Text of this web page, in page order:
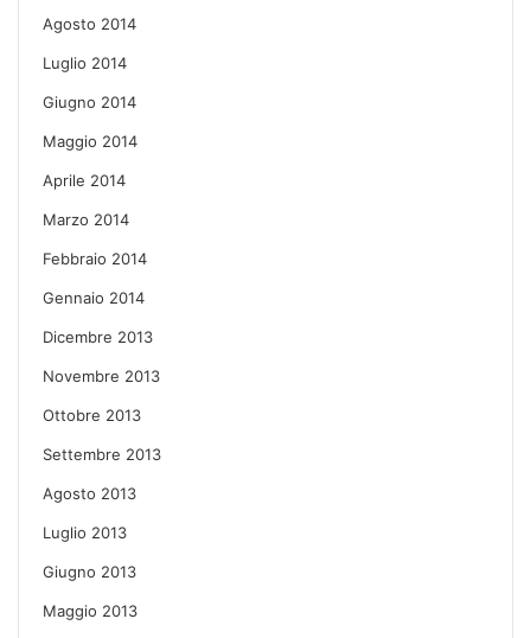
Agosto 2014
Luglio 2014
Giugno 2014
Maggio 2014
Aprile 2014
Marzo 2014
Febbraio 2014
Gennaio 2014
Dicembre 2013
Novembre 2013
Ottobre 2013
Settembre 2013
Agosto 2013
Luglio 2013
Giugno 2013
Maggio 2013